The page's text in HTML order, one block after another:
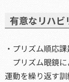
有意なリハビ
・プリズム順応
プリズム眼鏡に
運動を繰り返す